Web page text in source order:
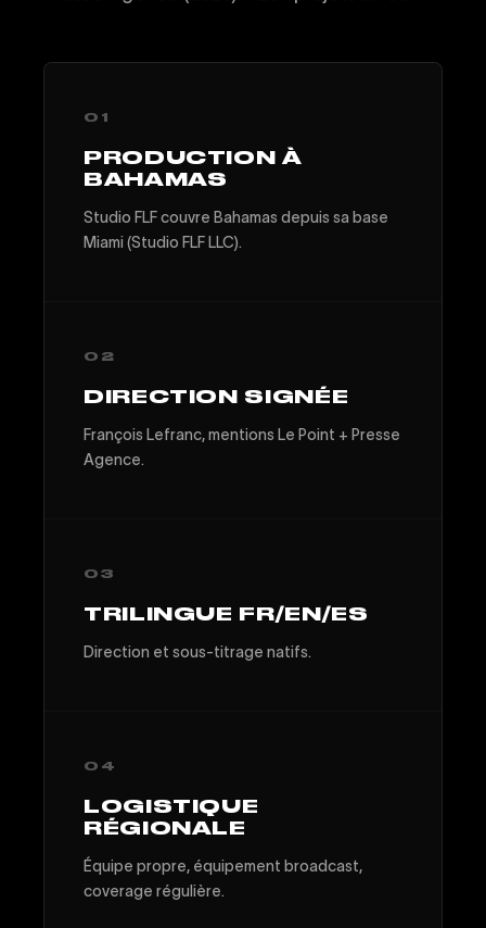
01
PRODUCTION À
BAHAMAS
Studio FLF couvre Bahamas depuis sa base
Miami (Studio FLF LLC).
02
DIRECTION SIGNÉE
François Lefranc, mentions Le Point + Presse
Agence.
03
TRILINGUE FR/EN/ES
Direction et sous-titrage natifs.
04
LOGISTIQUE
RÉGIONALE
Équipe propre, équipement broadcast,
coverage régulière.